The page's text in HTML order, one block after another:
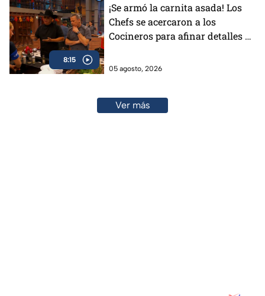
8:15
¡Se armó la carnita asada! Los
Chefs se acercaron a los
Cocineros para afinar detalles de
MasterChef 24/7
05 agosto, 2026
Ver más